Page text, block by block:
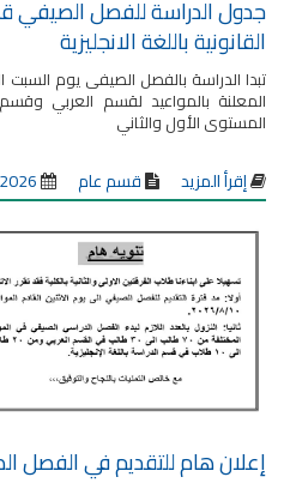
جدول الدراسة للفصل الصيفي
القانونية باللغة الانجليزية
المعلنة بالمواعيد لقسم العربي وقسم
المستوى الأول والثاني
إقرأ المزيد قسم عام 2026-08-06
إعلان هام للتقديم في الفصل